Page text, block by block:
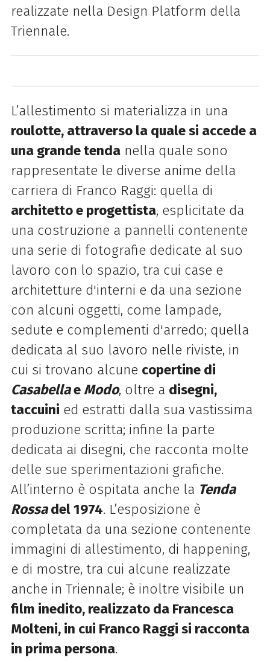
realizzate nella Design Platform della
Triennale.
L’allestimento si materializza in una
roulotte, attraverso la quale si accede a
una grande tendanella quale sono
rappresentate le diverse anime della
carriera di Franco Raggi: quella di
architetto e progettista, esplicitate da
una costruzione a pannelli contenente
una serie di fotografie dedicate al suo
lavoro con lo spazio, tra cui case e
architetture d'interni e da una sezione
con alcuni oggetti, come lampade,
sedute e complementi d'arredo; quella
dedicata al suo lavoro nelle riviste, in
cui si trovano alcune copertine di
Casabellae Modo, oltre a disegni,
taccuini ed estratti dalla sua vastissima
produzione scritta; infine la parte
dedicata ai disegni, che racconta molte
delle sue sperimentazioni grafiche.
All’interno è ospitata anche la Tenda
Rossadel 1974. L’esposizione è
completata da una sezione contenente
immagini di allestimento, di happening,
e di mostre, tra cui alcune realizzate
anche in Triennale; è inoltre visibile un
film inedito, realizzato da Francesca
Molteni, in cui Franco Raggi si racconta
in prima persona.